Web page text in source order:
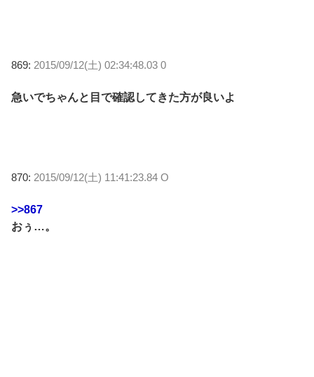
869: 2015/09/12(土) 02:34:48.03 0
急いでちゃんと目で確認してきた方が良いよ
870: 2015/09/12(土) 11:41:23.84 O
>>867
おぅ…。